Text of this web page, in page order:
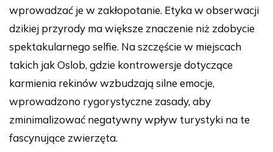
wprowadzać je w zakłopotanie. Etyka w obserwacji
dzikiej przyrody ma większe znaczenie niż zdobycie
spektakularnego selfie. Na szczęście w miejscach
takich jak Oslob, gdzie kontrowersje dotyczące
karmienia rekinów wzbudzają silne emocje,
wprowadzono rygorystyczne zasady, aby
zminimalizować negatywny wpływ turystyki na te
fascynujące zwierzęta.